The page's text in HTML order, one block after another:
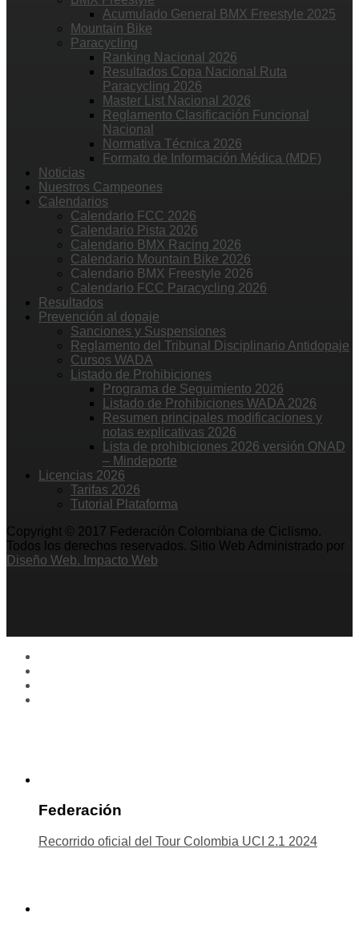
Acumulado General BMX Freestyle 2025
Mountain Bike
Paracycling
Ranking Nacional 2026
Resultados Copa Nacional Ruta
Paracycling 2026
Master List Nacional 2026
Reglamento Clasificación Funcional
Nacional
Normativa Técnica 2026
Formato de Información Médica (MDF)
Noticias
Nuestros Campeones
Calendarios
Calendario FCC 2026
Calendario Pista 2026
Calendario BMX Racing 2026
Calendario Mountain Bike 2026
Calendario BMX Freestyle 2026
Calendario FCC Paracycling 2026
Resultados
Prevención al dopaje
Sanciones y Suspensiones
Reglamento del Tribunal Disciplinario Antidopaje
Cursos WADA
Listado de Prohibiciones
Programa de Seguimiento 2026
Listado de Prohibiciones WADA 2026
Resumen principales modificaciones y
notas explicativas 2026
Lista de prohibiciones 2026 versión ONAD
– Mindeporte
Licencias 2026
Tarifas 2026
Tutorial Plataforma
Copyright © 2017 Federación Colombiana de Ciclismo.
Todos los derechos reservados. Sitio Web Administrado por
Diseño Web. Impacto Web
Federación
Recorrido oficial del Tour Colombia UCI 2.1 2024